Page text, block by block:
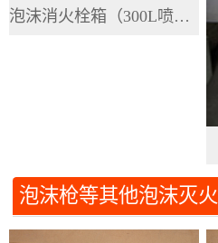
泡沫消火栓箱（300L喷漆）
泡沫枪等其他泡沫灭火